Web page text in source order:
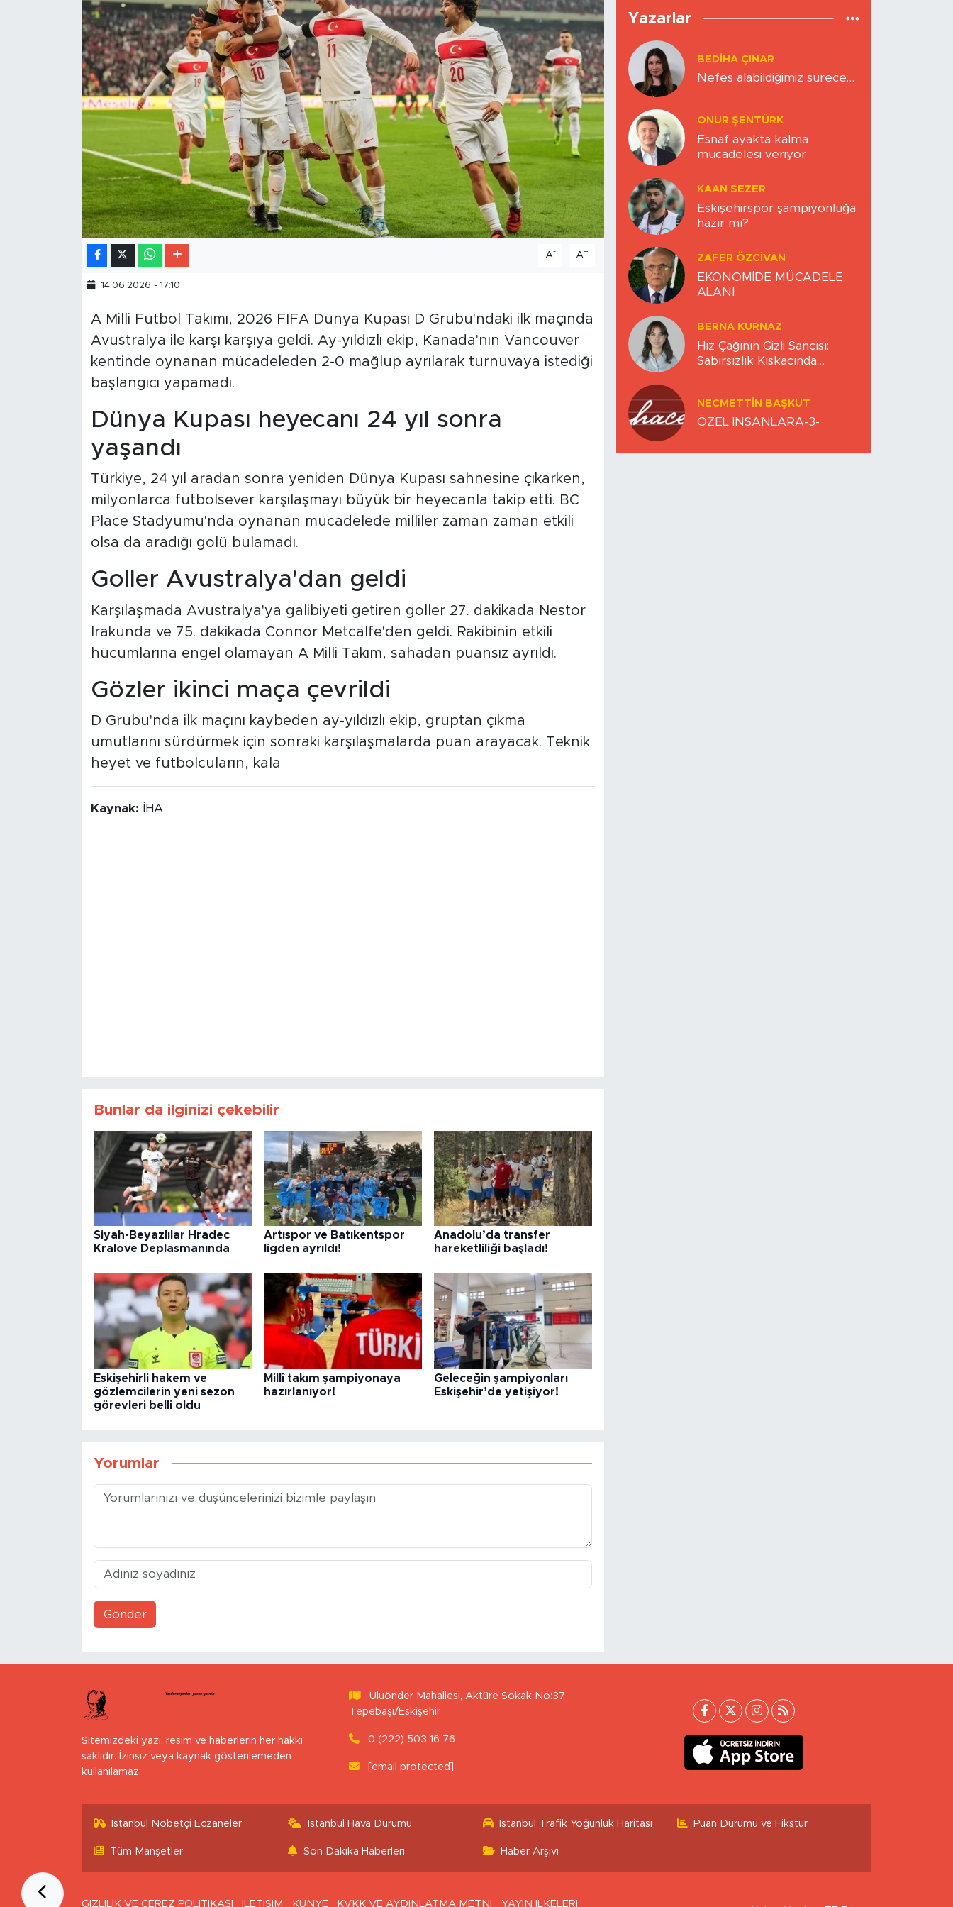
A- A+
14.06.2026 - 17:10
A Milli Futbol Takımı, 2026 FIFA Dünya Kupası D Grubu'ndaki ilk maçında
Avustralya ile karşı karşıya geldi. Ay-yıldızlı ekip, Kanada'nın Vancouver
kentinde oynanan mücadeleden 2-0 mağlup ayrılarak turnuvaya istediği
başlangıcı yapamadı.
Dünya Kupası heyecanı 24 yıl sonra
yaşandı
Türkiye, 24 yıl aradan sonra yeniden Dünya Kupası sahnesine çıkarken,
milyonlarca futbolsever karşılaşmayı büyük bir heyecanla takip etti. BC
Place Stadyumu'nda oynanan mücadelede milliler zaman zaman etkili
olsa da aradığı golü bulamadı.
Goller Avustralya'dan geldi
Karşılaşmada Avustralya'ya galibiyeti getiren goller 27. dakikada Nestor
Irakunda ve 75. dakikada Connor Metcalfe'den geldi. Rakibinin etkili
hücumlarına engel olamayan A Milli Takım, sahadan puansız ayrıldı.
Gözler ikinci maça çevrildi
D Grubu'nda ilk maçını kaybeden ay-yıldızlı ekip, gruptan çıkma
umutlarını sürdürmek için sonraki karşılaşmalarda puan arayacak. Teknik
heyet ve futbolcuların, kala
Kaynak: İHA
Bunlar da ilginizi çekebilir
Siyah-Beyazlılar Hradec
Kralove Deplasmanında
Artıspor ve Batıkentspor
ligden ayrıldı!
Anadolu’da transfer
hareketliliği başladı!
Eskişehirli hakem ve
gözlemcilerin yeni sezon
görevleri belli oldu
Millî takım şampiyonaya
hazırlanıyor!
Geleceğin şampiyonları
Eskişehir’de yetişiyor!
Yorumlar
Gönder
Yazarlar
BEDIHA ÇINAR
Nefes alabildiğimiz sürece…
ONUR ŞENTÜRK
Esnaf ayakta kalma
mücadelesi veriyor
KAAN SEZER
Eskişehirspor şampiyonluğa
hazır mı?
ZAFER ÖZCIVAN
EKONOMİDE MÜCADELE
ALANI
BERNA KURNAZ
Hız Çağının Gizli Sancısı:
Sabırsızlık Kıskacında
NECMETTIN BAŞKUT
ÖZEL İNSANLARA-3-
Sitemizdeki yazı, resim ve haberlerin her hakkı
saklıdır. İzinsiz veya kaynak gösterilemeden
kullanılamaz.
Uluönder Mahallesi, Aktüre Sokak No:37
Tepebaşı/Eskişehir
0 (222) 503 16 76
[email protected]
İstanbul Nöbetçi Eczaneler İstanbul Hava Durumu İstanbul Trafik Yoğunluk Haritası Puan Durumu ve Fikstür
Tüm Manşetler Son Dakika Haberleri Haber Arşivi
GİZLİLİK VE ÇEREZ POLİTİKASI İLETİŞİM KÜNYE KVKK VE AYDINLATMA METNİ YAYIN İLKELERİ